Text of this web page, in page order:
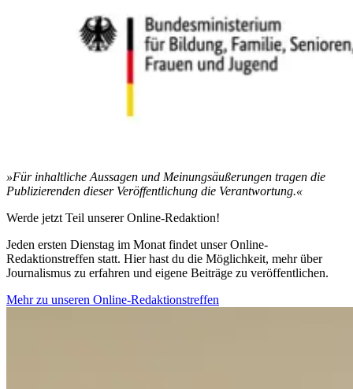
»Für inhaltliche Aussagen und Meinungsäußerungen tragen die
Publizierenden dieser Veröffentlichung die Verantwortung.«
Werde jetzt Teil unserer Online-Redaktion!
Jeden ersten Dienstag im Monat findet unser Online-
Redaktionstreffen statt. Hier hast du die Möglichkeit, mehr über
Journalismus zu erfahren und eigene Beiträge zu veröffentlichen.
Mehr zu unseren Online-Redaktionstreffen